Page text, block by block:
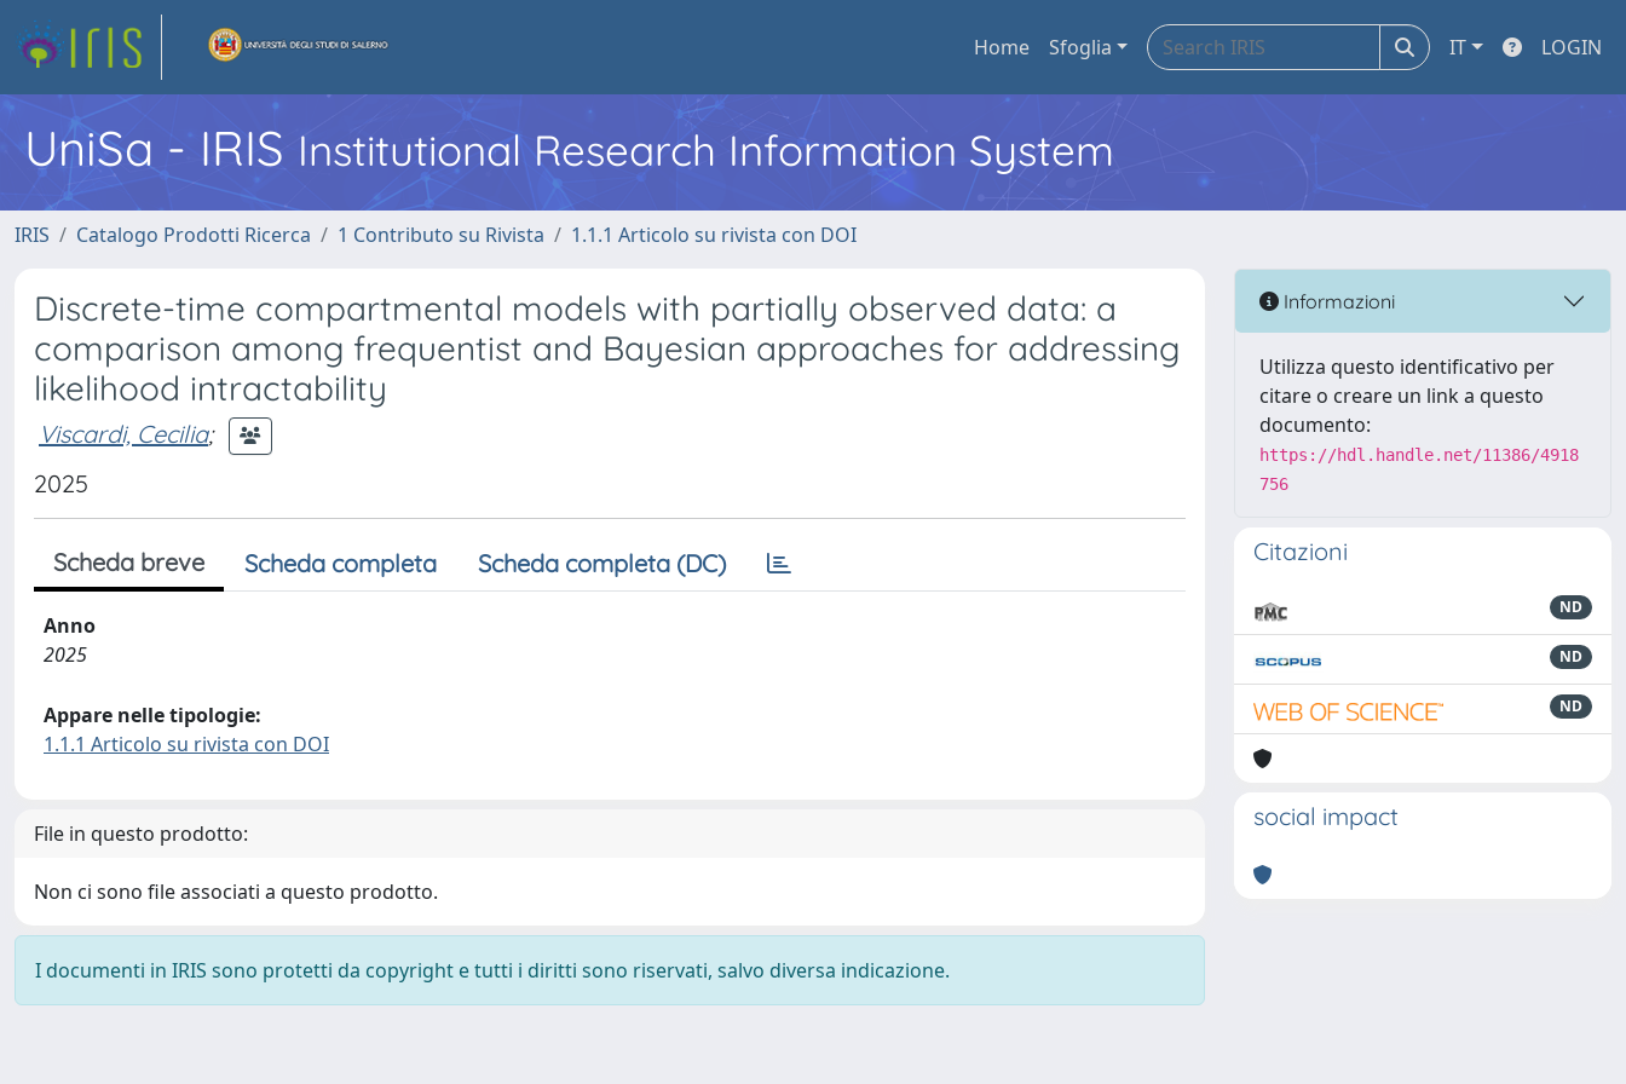
Home Sfoglia IT LOGIN
UniSa - IRIS Institutional Research Information System
IRIS Catalogo Prodotti Ricerca 1 Contributo su Rivista 1.1.1 Articolo su rivista con DOI
Discrete-time compartmental models with partially observed data: a
comparison among frequentist and Bayesian approaches for addressing
likelihood intractability
Viscardi, Cecilia;
2025
Scheda breve Scheda completa Scheda completa (DC)
Anno
2025
Appare nelle tipologie:
1.1.1 Articolo su rivista con DOI
File in questo prodotto:
Non ci sono file associati a questo prodotto.
I documenti in IRIS sono protetti da copyright e tutti i diritti sono riservati, salvo diversa indicazione.
Informazioni
Utilizza questo identificativo per
citare o creare un link a questo
documento:
https://hdl.handle.net/11386/4918
756
Citazioni
ND
ND
ND
social impact